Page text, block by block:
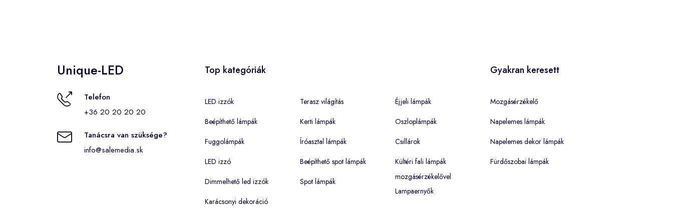
Unique-LED
Telefon
+36 20 20 20 20
Tanácsra van szüksége?
info@salemedia.sk
Top kategóriák
LED izzók
Beépíthető lámpák
Fuggolámpák
LED izzó
Dimmelhető led izzók
Karácsonyi dekoráció
Terasz világítás
Kerti lámpák
Íróasztal lámpák
Beépíthető spot lámpák
Spot lámpák
Éjjeli lámpák
Oszloplámpák
Csillárok
Kültéri fali lámpák
mozgásérzékelővel
Lampaernyők
Gyakran keresett
Mozgásérzékelő
Napelemes lámpák
Napelemes dekor lámpák
Fürdőszobai lámpák